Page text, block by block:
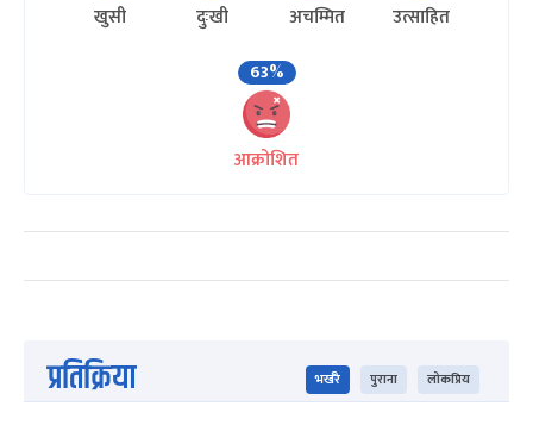
खुसी दुःखी अचम्मित
उत्साहित
63%
आक्रोशित
प्रतिक्रिया भर्खरै पुराना लोकप्रिय